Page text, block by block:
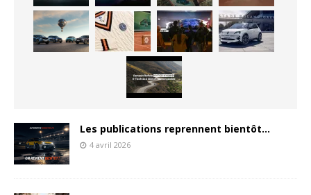
Les publications reprennent bientôt…
4 avril 2026